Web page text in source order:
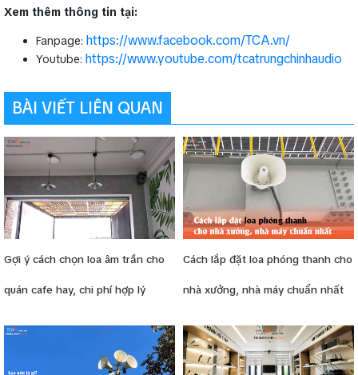
Xem thêm thông tin tại:
Fanpage: https://www.facebook.com/TCA.vn/
Youtube: https://www.youtube.com/tcatrungchinhaudio
BÀI VIẾT LIÊN QUAN
Gợi ý cách chọn loa âm trần cho
quán cafe hay, chi phí hợp lý
Cách lắp đặt loa phóng thanh cho
nhà xưởng, nhà máy chuẩn nhất